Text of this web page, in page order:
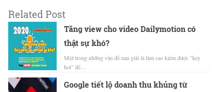
Related Post
Tăng view cho video Dailymotion có
thật sự khó?
Một trong những vấn đề nan giải là làm sao kiếm được "key
hot" để…
Google tiết lộ doanh thu khủng từ